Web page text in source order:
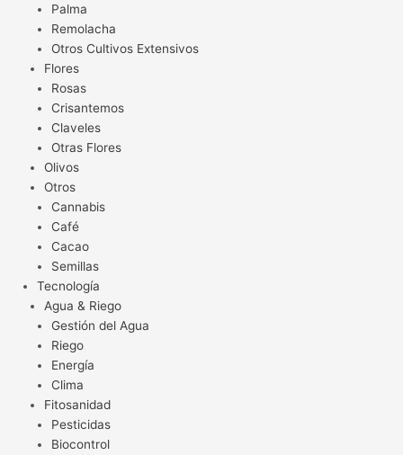
Palma
Remolacha
Otros Cultivos Extensivos
Flores
Rosas
Crisantemos
Claveles
Otras Flores
Olivos
Otros
Cannabis
Café
Cacao
Semillas
Tecnología
Agua & Riego
Gestión del Agua
Riego
Energía
Clima
Fitosanidad
Pesticidas
Biocontrol